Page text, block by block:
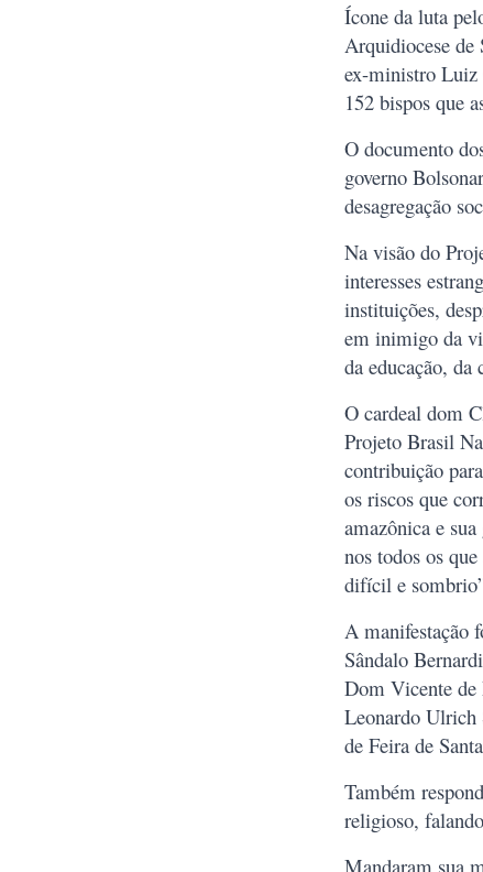
Ícone da luta
Arquidiocese
ex-ministro Luiz
152 bispos que
O documento
governo
desagregação
Na visão do
interesses
instituições,
em inimigo da
da educação,
O cardeal dom
Projeto Brasil
contribuição
os riscos que
amazônica e
nos todos os
difícil e
A manifestação
Sândalo
Dom Vicente
Leonardo Ulrich
de Feira de
Também
religioso,
Mandaram sua